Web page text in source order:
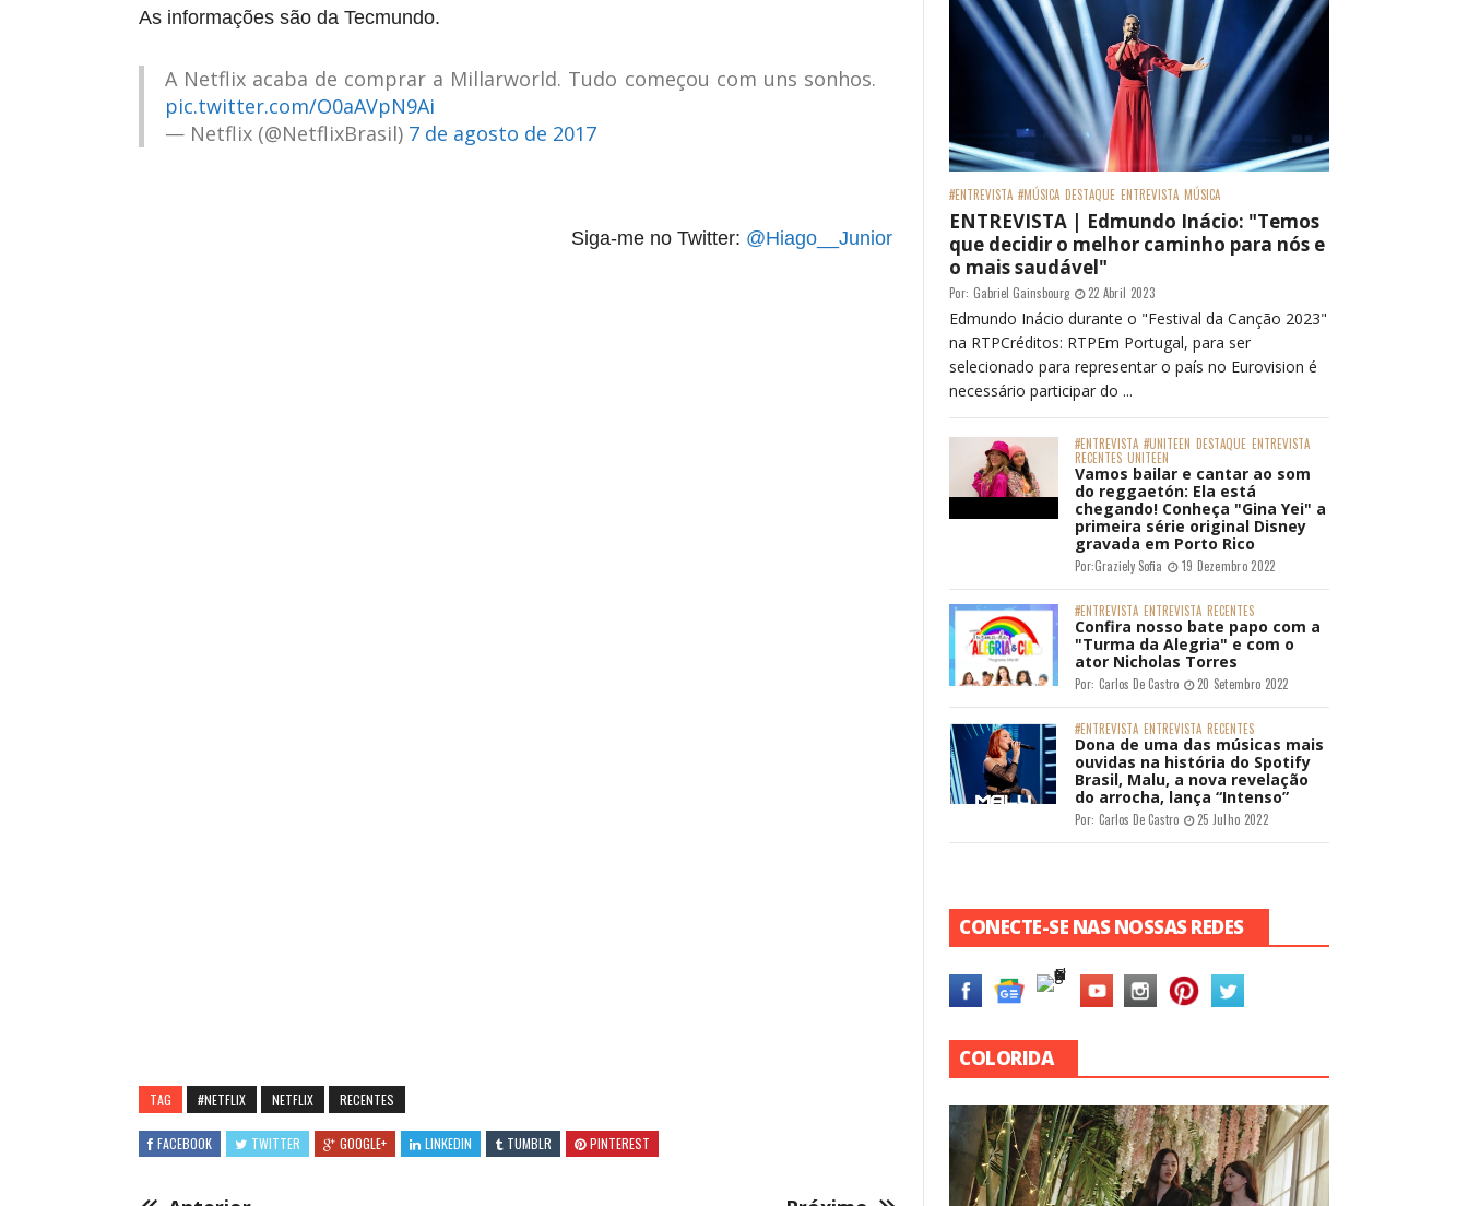
As informações são da Tecmundo.
A Netflix acaba de comprar a Millarworld. Tudo começou com uns sonhos.
pic.twitter.com/O0aAVpN9Ai
— Netflix (@NetflixBrasil) 7 de agosto de 2017
Siga-me no Twitter: @Hiago__Junior
TAG #NETFLIX NETFLIX RECENTES
FACEBOOK TWITTER GOOGLE+ LINKEDIN TUMBLR PINTEREST
#ENTREVISTA #MÚSICA DESTAQUE ENTREVISTA MÚSICA
ENTREVISTA | Edmundo Inácio: "Temos
que decidir o melhor caminho para nós e
o mais saudável"
Por: Gabriel Gainsbourg 22 Abril 2023
Edmundo Inácio durante o "Festival da Canção 2023"
na RTPCréditos: RTPEm Portugal, para ser
selecionado para representar o país no Eurovision é
necessário participar do ...
#ENTREVISTA #UNITEEN DESTAQUE ENTREVISTA
RECENTES UNITEEN
Vamos bailar e cantar ao som
do reggaetón: Ela está
chegando! Conheça "Gina Yei" a
primeira série original Disney
gravada em Porto Rico
Por:Graziely Sofia 19 Dezembro 2022
#ENTREVISTA ENTREVISTA RECENTES
Confira nosso bate papo com a
"Turma da Alegria" e com o
ator Nicholas Torres
Por: Carlos De Castro 20 Setembro 2022
#ENTREVISTA ENTREVISTA RECENTES
Dona de uma das músicas mais
ouvidas na história do Spotify
Brasil, Malu, a nova revelação
do arrocha, lança “Intenso”
Por: Carlos De Castro 25 Julho 2022
CONECTE-SE NAS NOSSAS REDES
COLORIDA